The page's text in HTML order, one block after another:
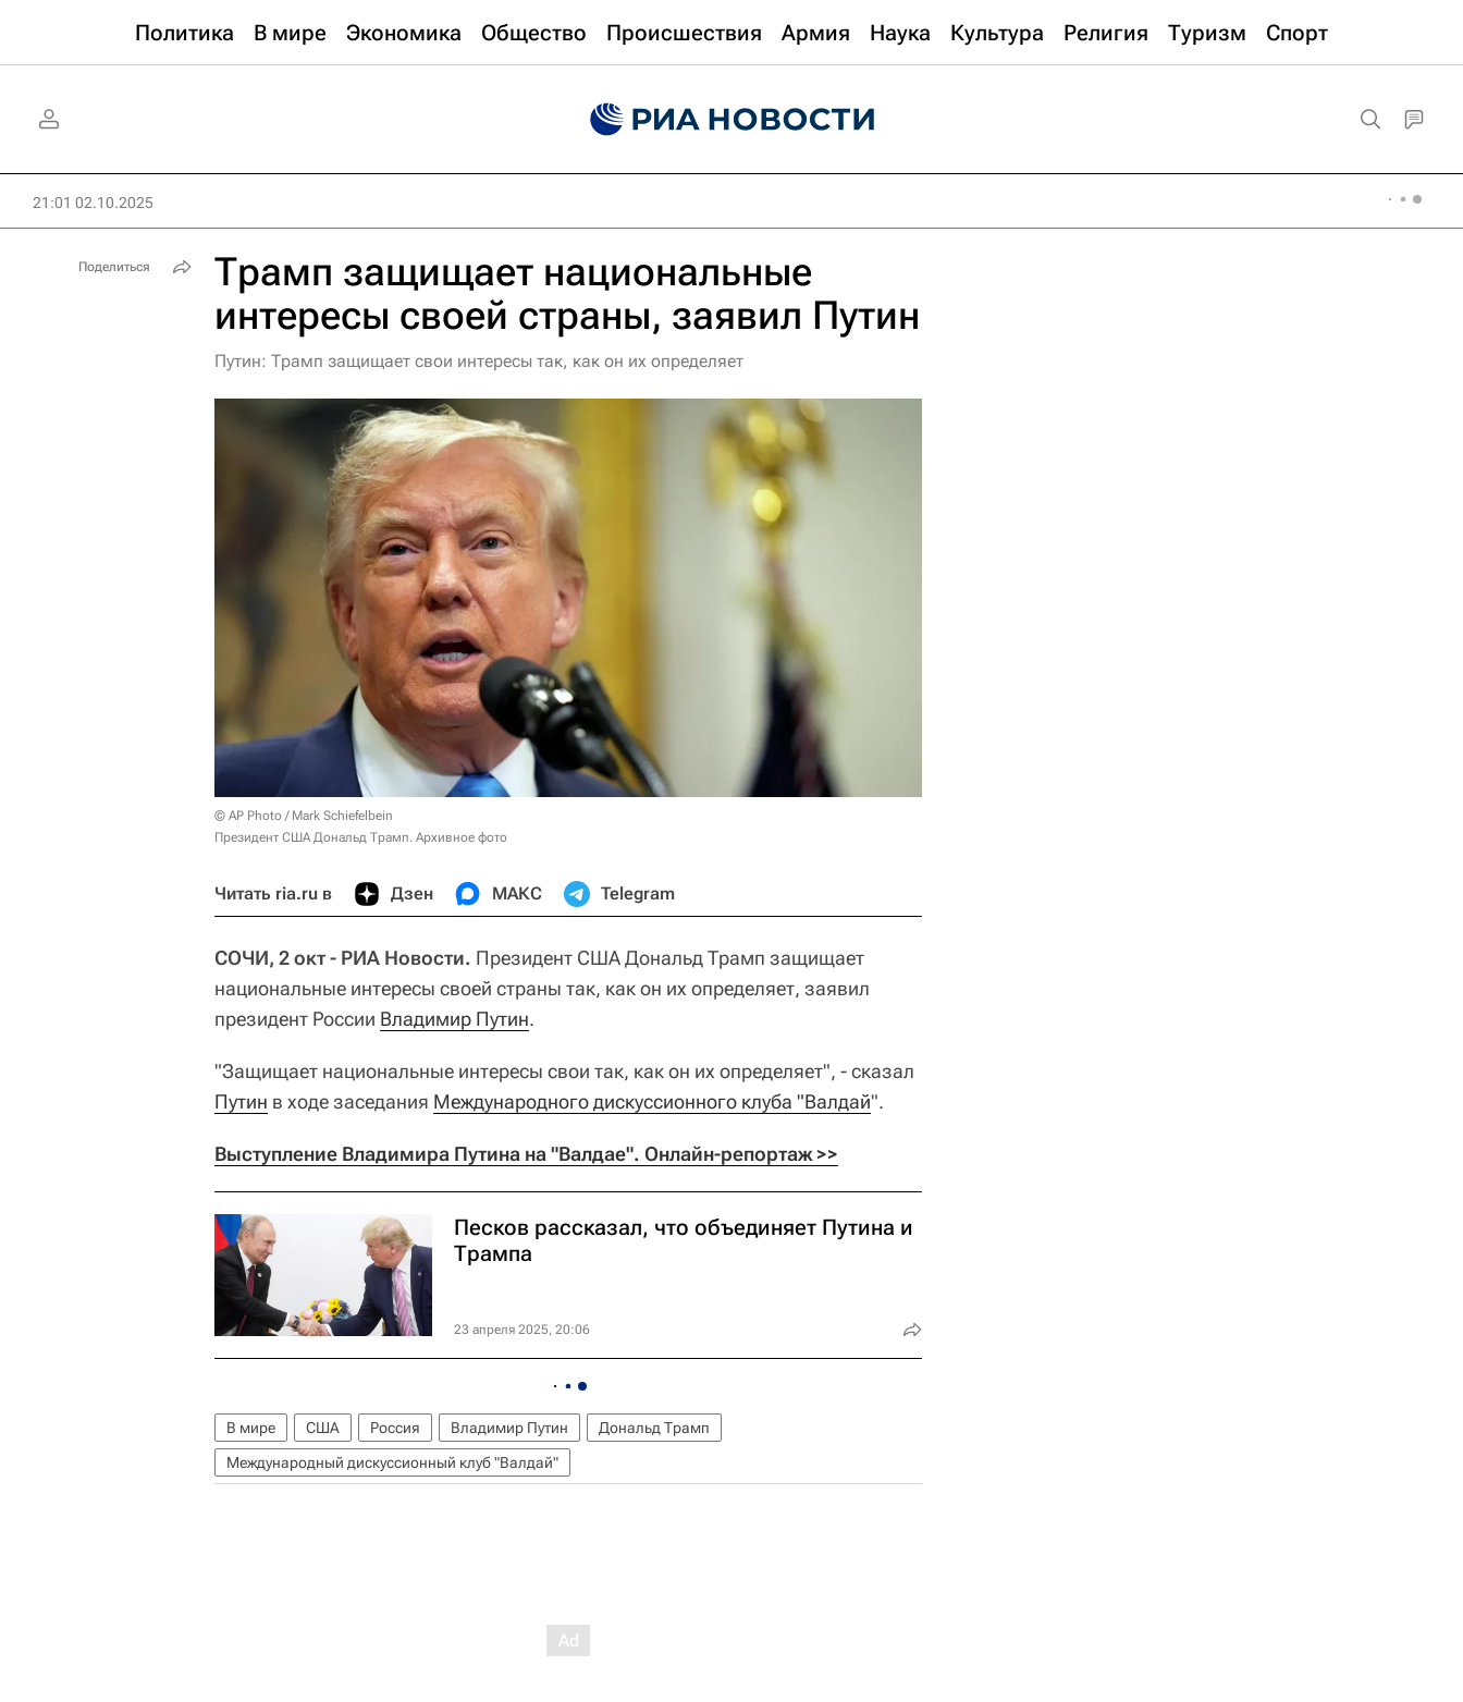
Политика В мире Экономика Общество Происшествия Армия Наука Культура Религия Туризм Спорт
21:01 02.10.2025
Трамп защищает национальные
интересы своей страны, заявил Путин
Путин: Трамп защищает свои интересы так, как он их определяет
© AP Photo / Mark Schiefelbein
Президент США Дональд Трамп. Архивное фото
Читать ria.ru в Дзен МАКС Telegram
СОЧИ, 2 окт - РИА Новости. Президент США Дональд Трамп защищает
национальные интересы своей страны так, как он их определяет, заявил
президент России Владимир Путин.
"Защищает национальные интересы свои так, как он их определяет", - сказал
Путин в ходе заседания Международного дискуссионного клуба "Валдай".
Выступление Владимира Путина на "Валдае". Онлайн-репортаж >>
Песков рассказал, что объединяет Путина и
Трампа
23 апреля 2025, 20:06
В мире США Россия Владимир Путин
Дональд Трамп
Международный дискуссионный клуб "Валдай"
Поделиться